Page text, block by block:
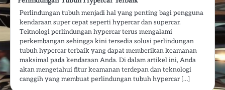
Perlindungan tubuh menjadi hal yang penting bagi pengguna
kendaraan super cepat seperti hypercar dan supercar.
Teknologi perlindungan hypercar terus mengalami
perkembangan sehingga kini tersedia solusi perlindungan
tubuh hypercar terbaik yang dapat memberikan keamanan
maksimal pada kendaraan Anda. Di dalam artikel ini, Anda
akan mengetahui fitur keamanan terdepan dan teknologi
canggih yang membuat perlindungan tubuh hypercar […]